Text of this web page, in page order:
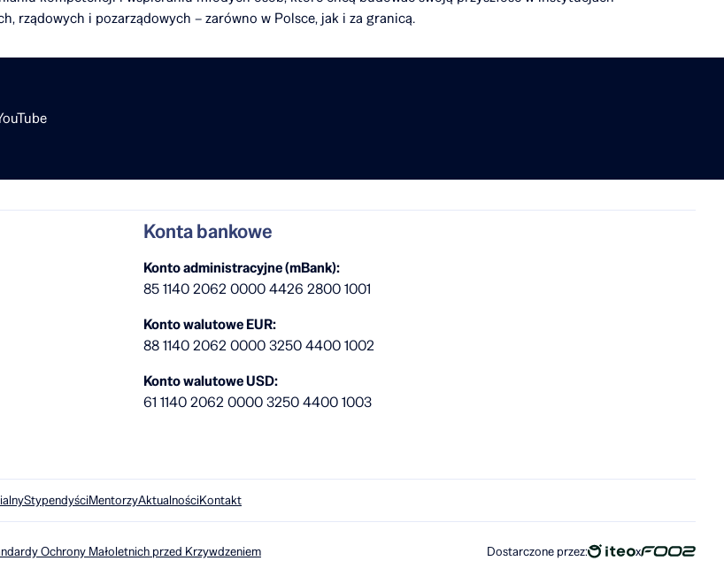
rządowych i pozarządowych – zarówno w Polsce, jak i za granicą.
Konta bankowe
Konto administracyjne (mBank):
85 1140 2062 0000 4426 2800 1001
Konto walutowe EUR:
88 1140 2062 0000 3250 4400 1002
Konto walutowe USD:
61 1140 2062 0000 3250 4400 1003
StypendyściMentorzyAktualnościKontakt
Ochrony Małoletnich przed Krzywdzeniem Dostarczone przez: x